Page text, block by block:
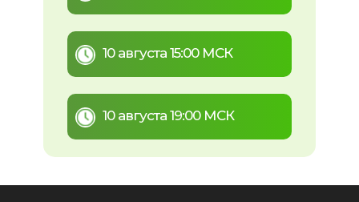
10 августа 15:00 МСК
10 августа 19:00 МСК